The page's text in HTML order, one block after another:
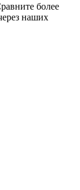
более
наших